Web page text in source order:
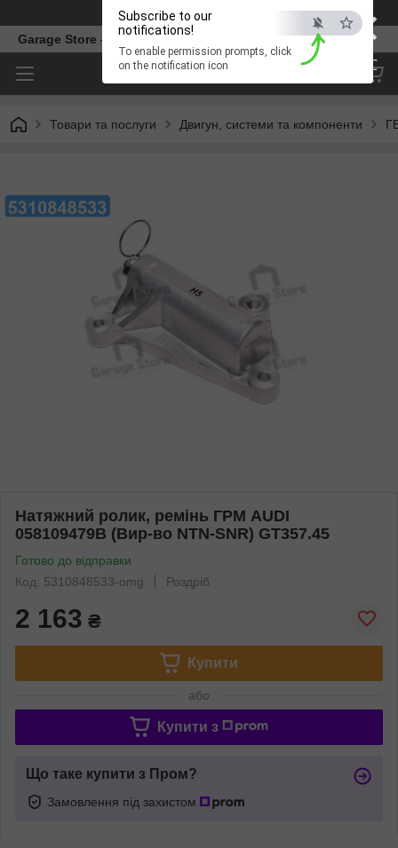
×
ESC
Subscribe to our
notifications!
To enable permission prompts, click
on the notification icon
Телефон
Garage Store – інтернет магазин автозапчастин.
Товари та послуги Двигун, системи та компоненти
Натяжний ролик, ремінь ГРМ AUDI
058109479B (Вир-во NTN-SNR) GT357.45
Готово до відправки
Код: 5310848533-omg
Роздріб
2 163 ₴
Купити
або
Купити з
Що таке купити з Пром?
Замовлення під захистом